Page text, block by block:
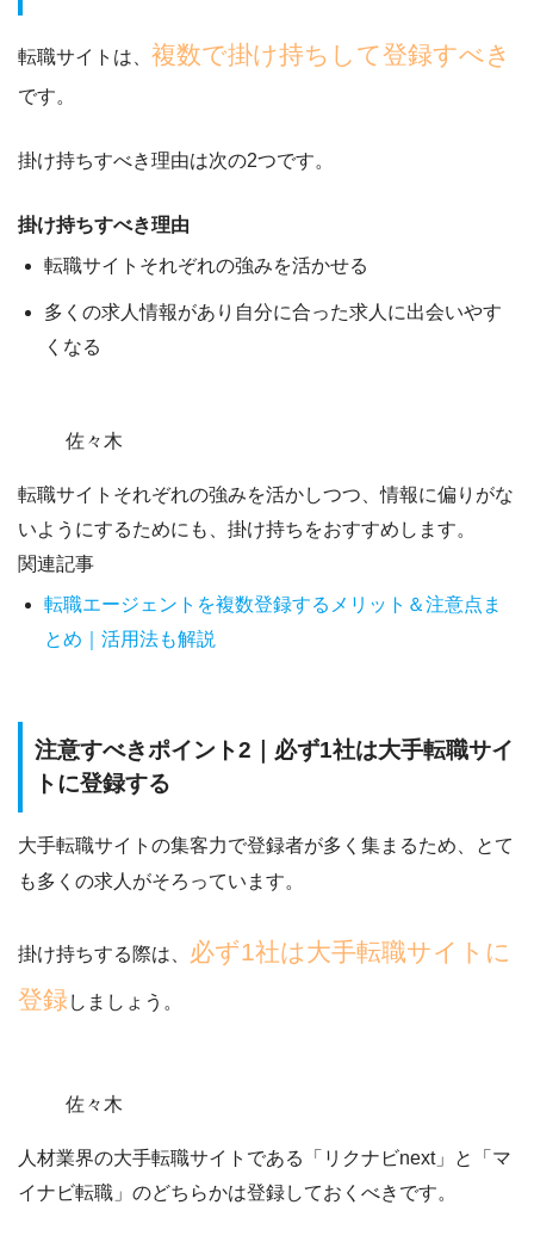
転職サイトは、 複数で掛け持ちして登録すべき
です。
掛け持ちすべき理由は次の2つです。
掛け持ちすべき理由
転職サイトそれぞれの強みを活かせる
多くの求人情報があり自分に合った求人に出会いやす
くなる
佐々木
転職サイト それぞれの強みを活かしつつ、情報に偏りがな
いようにするためにも、掛け持ちをおすすめします。
関連記事
転職エージェントを複数登録するメリット＆注意点ま
とめ｜活用法も解説
注意すべきポイント2｜必ず1社は大手転職サイ
トに登録する
大手転職サイトの集客力で登録者が多く集まるため、とて
も多くの求人がそろっています。
掛け持ちする際は、 必ず1社は大手転職サイトに
登録しましょう。
佐々木
人材業界の大手転職サイトである
「リクナビnext」と「マ
イナビ転職」 のどちらかは登録しておくべきです。